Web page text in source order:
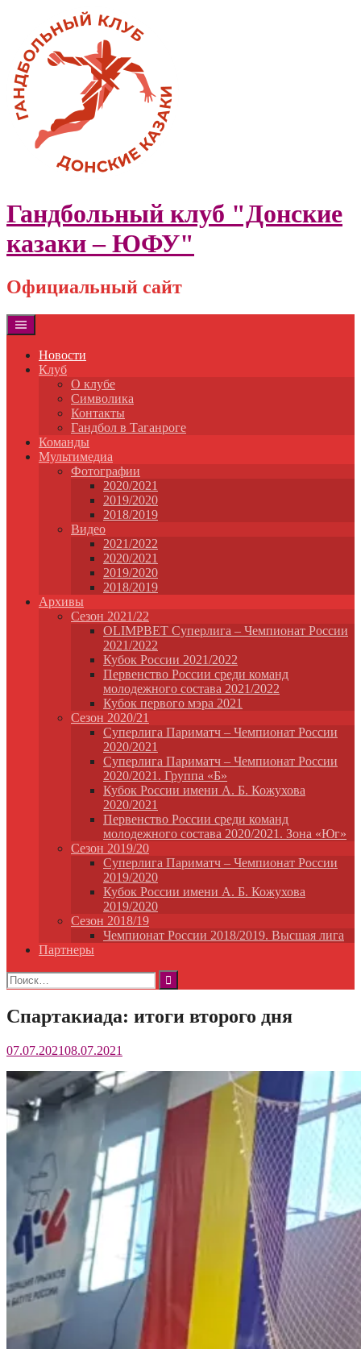
content
Гандбольный клуб "Донские
казаки – ЮФУ"
Официальный сайт
Новости
Клуб
О клубе
Символика
Контакты
Гандбол в Таганроге
Команды
Мультимедиа
Фотографии
2020/2021
2019/2020
2018/2019
Видео
2021/2022
2020/2021
2019/2020
2018/2019
Архивы
Сезон 2021/22
OLIMPBET Суперлига – Чемпионат России
2021/2022
Кубок России 2021/2022
Первенство России среди команд
молодежного состава 2021/2022
Кубок первого мэра 2021
Сезон 2020/21
Суперлига Париматч – Чемпионат России
2020/2021
Суперлига Париматч – Чемпионат России
2020/2021. Группа «Б»
Кубок России имени А. Б. Кожухова
2020/2021
Первенство России среди команд
молодежного состава 2020/2021. Зона «Юг»
Сезон 2019/20
Суперлига Париматч – Чемпионат России
2019/2020
Кубок России имени А. Б. Кожухова
2019/2020
Сезон 2018/19
Чемпионат России 2018/2019. Высшая лига
Партнеры
Найти:
Спартакиада: итоги второго дня
07.07.202108.07.2021